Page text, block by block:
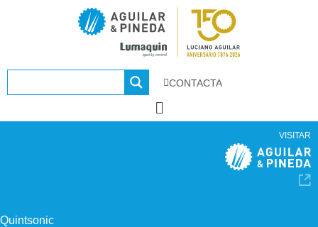
CONTACTA
VISITAR
Quintsonic